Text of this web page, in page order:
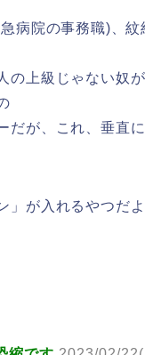
病院の事務職)、紋
の上級じゃない奴
だが、これ、垂直
」が入れるやつだよ